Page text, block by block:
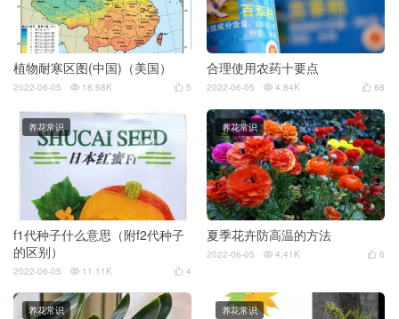
植物耐寒区图(中国)（美国）
 5
2022-06-05  18.68K
合理使用农药十要点
 68
2022-06-05  4.84K
f1代种子什么意思（附f2代种子
的区别）
养花常识
 4
2022-06-05  11.11K
夏季花卉防高温的方法
养花常识
 6
2022-06-05  4.41K
养花常识 养花常识